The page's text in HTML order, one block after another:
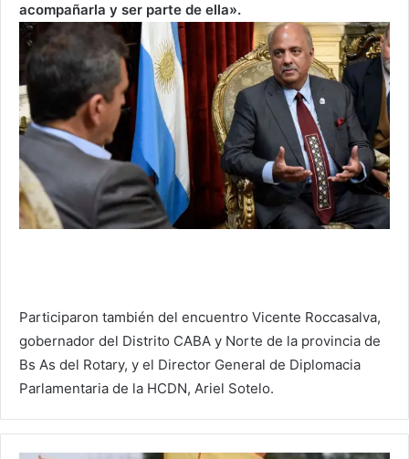
acompañarla y ser parte de ella».
Participaron también del encuentro Vicente Roccasalva,
gobernador del Distrito CABA y Norte de la provincia de
Bs As del Rotary, y el Director General de Diplomacia
Parlamentaria de la HCDN, Ariel Sotelo.